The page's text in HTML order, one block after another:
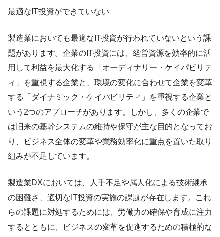
最適なIT投資ができていない
製造業においても最適なIT投資が行われていないという課
題があります。企業のIT投資には、経営資源を効率的に活
用して利益を最大化する「オーディナリー・ケイパビリテ
ィ」を重視する企業と、環境の変化に合わせて企業を変革
する「ダイナミック・ケイパビリティ」を重視する企業と
いう2つのアプローチがあります。しかし、多くの企業で
は旧来の基幹システムの維持や保守が主な目的となってお
り、ビジネス全体の変革や業務効率化に重点を置いた取り
組みが不足しています。
製造業DXにおいては、人手不足や属人化による技術継承
の困難さ、適切なIT投資の実施の課題が存在します。これ
らの課題に対処するためには、労働力の確保や育成に注力
するとともに、ビジネスの変革を促進するための積極的な